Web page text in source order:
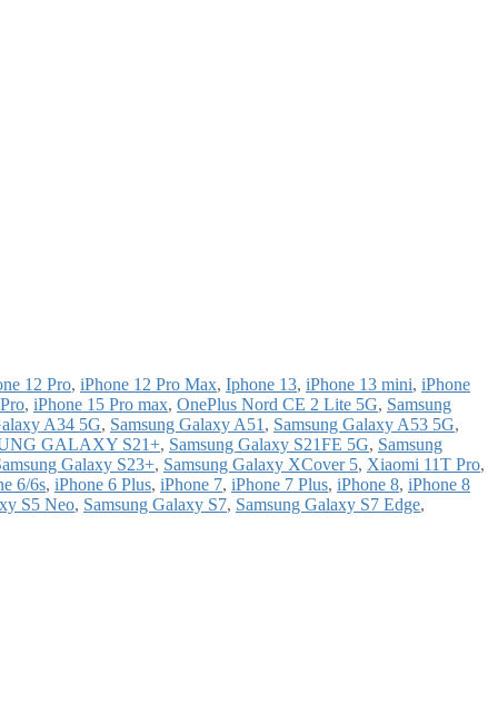
12 Pro, iPhone 12 Pro Max, Iphone 13, iPhone 13 mini, iPhone
, iPhone 15 Pro max, OnePlus Nord CE 2 Lite 5G, Samsung
A34 5G, Samsung Galaxy A51 , Samsung Galaxy A53 5G,
GALAXY S21+, Samsung Galaxy S21FE 5G, Samsung
Galaxy S23+, Samsung Galaxy XCover 5, Xiaomi 11T Pro,
6/6s, iPhone 6 Plus, iPhone 7, iPhone 7 Plus, iPhone 8, iPhone 8
S5 Neo, Samsung Galaxy S7, Samsung Galaxy S7 Edge,